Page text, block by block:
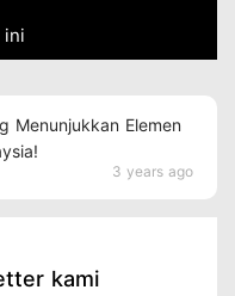
ini
3 years ago
Menunjukkan Elemen
kami